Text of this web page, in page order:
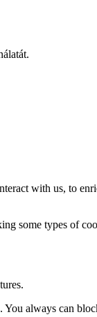
with us, to
some types of
always can